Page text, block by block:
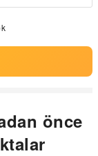
önce